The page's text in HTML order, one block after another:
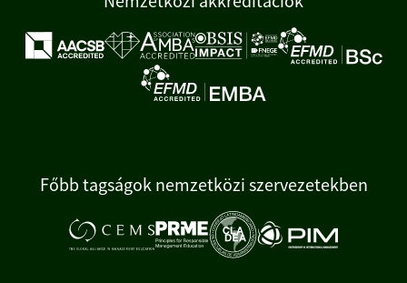
Főbb tagságok nemzetközi szervezetekben